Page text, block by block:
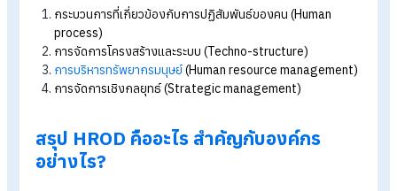
ผู้เชี่ยวชาญได้จัดประเภทหรือหมวดหมู่ของแนวคิดแนวปฏิบัติที่เกี่ย
กับข้องกับการพัฒนาองค์กรไว้ 4 ประเภท รายละเอียดดังนี้